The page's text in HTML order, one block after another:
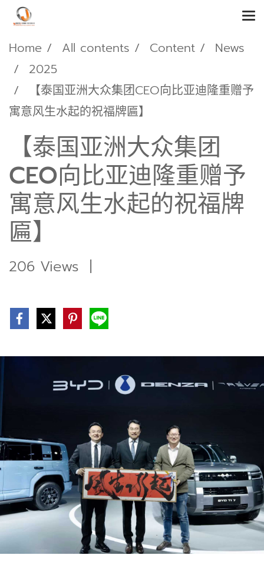
Home All contents Content
News
2025
【泰国亚洲大众集团CEO向比亚迪隆重赠予
寓意风生水起的祝福牌匾】
【泰国亚洲大众集团
CEO向比亚迪隆重赠予
寓意风生水起的祝福牌
匾】
206 Views |